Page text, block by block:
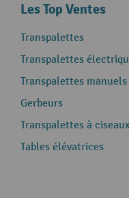
Les Top Ventes
Transpalettes
Transpalettes
Transpalettes manuels
Gerbeurs
Transpalettes à ciseaux
Tables élévatrices